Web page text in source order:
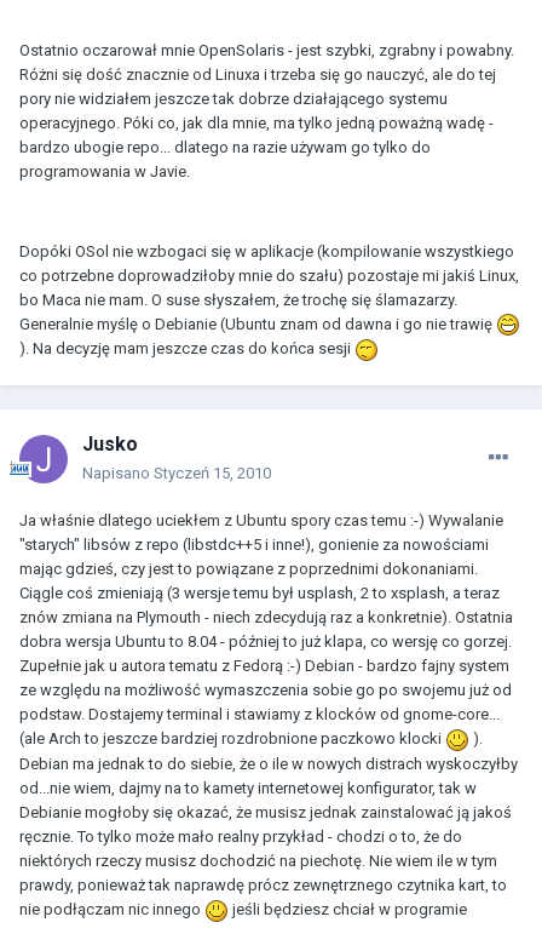
Ostatnio oczarował mnie OpenSolaris - jest szybki, zgrabny i powabny.
Różni się dość znacznie od Linuxa i trzeba się go nauczyć, ale do tej
pory nie widziałem jeszcze tak dobrze działającego systemu
operacyjnego. Póki co, jak dla mnie, ma tylko jedną poważną wadę -
bardzo ubogie repo... dlatego na razie używam go tylko do
programowania w Javie.
Dopóki OSol nie wzbogaci się w aplikacje (kompilowanie wszystkiego
co potrzebne doprowadziłoby mnie do szału) pozostaje mi jakiś Linux,
bo Maca nie mam. O suse słyszałem, że trochę się ślamazarzy.
Generalnie myślę o Debianie (Ubuntu znam od dawna i go nie trawię
). Na decyzję mam jeszcze czas do końca sesji
Jusko
Napisano Styczeń 15, 2010
Ja właśnie dlatego uciekłem z Ubuntu spory czas temu :-) Wywalanie
"starych" libsów z repo (libstdc++5 i inne!), gonienie za nowościami
mając gdzieś, czy jest to powiązane z poprzednimi dokonaniami.
Ciągle coś zmieniają (3 wersje temu był usplash, 2 to xsplash, a teraz
znów zmiana na Plymouth - niech zdecydują raz a konkretnie). Ostatnia
dobra wersja Ubuntu to 8.04 - później to już klapa, co wersję co gorzej.
Zupełnie jak u autora tematu z Fedorą :-) Debian - bardzo fajny system
ze względu na możliwość wymaszczenia sobie go po swojemu już od
podstaw. Dostajemy terminal i stawiamy z klocków od gnome-core...
(ale Arch to jeszcze bardziej rozdrobnione paczkowo klocki
).
Debian ma jednak to do siebie, że o ile w nowych distrach wyskoczyłby
od...nie wiem, dajmy na to kamety internetowej konfigurator, tak w
Debianie mogłoby się okazać, że musisz jednak zainstalować ją jakoś
ręcznie. To tylko może mało realny przykład - chodzi o to, że do
niektórych rzeczy musisz dochodzić na piechotę. Nie wiem ile w tym
prawdy, ponieważ tak naprawdę prócz zewnętrznego czytnika kart, to
nie podłączam nic innego
jeśli będziesz chciał w programie